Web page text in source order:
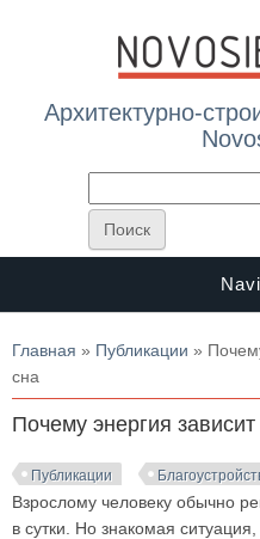
Архитектурно-
Вы здесь
Главная » Публикации »
сна
Почему энергия
Публикации
Взрослому человеку обычно
в сутки. Но знакомая